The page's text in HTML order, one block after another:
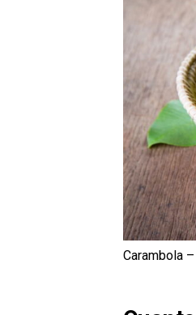
Carambola